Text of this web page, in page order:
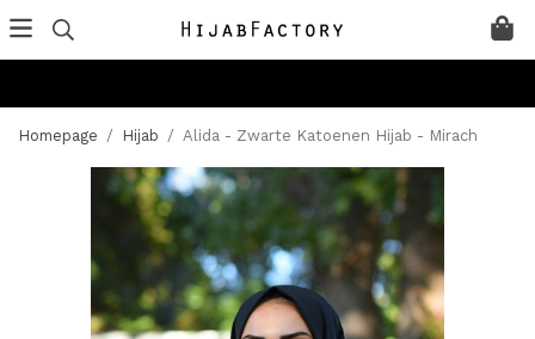
Homepage / Hijab / Alida - Zwarte Katoenen Hijab - Mirach